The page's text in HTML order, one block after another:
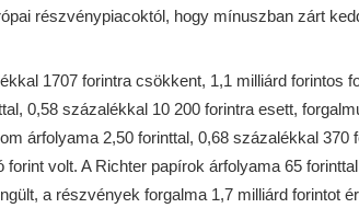
részvénypiacoktól, hogy mínuszban zárt
1707 forintra csökkent, 1,1 milliárd forintos
0,58 százalékkal 10 200 forintra esett,
árfolyama 2,50 forinttal, 0,68 százalékkal 370
forint volt. A Richter papírok árfolyama 65
a részvények forgalma 1,7 milliárd forintot